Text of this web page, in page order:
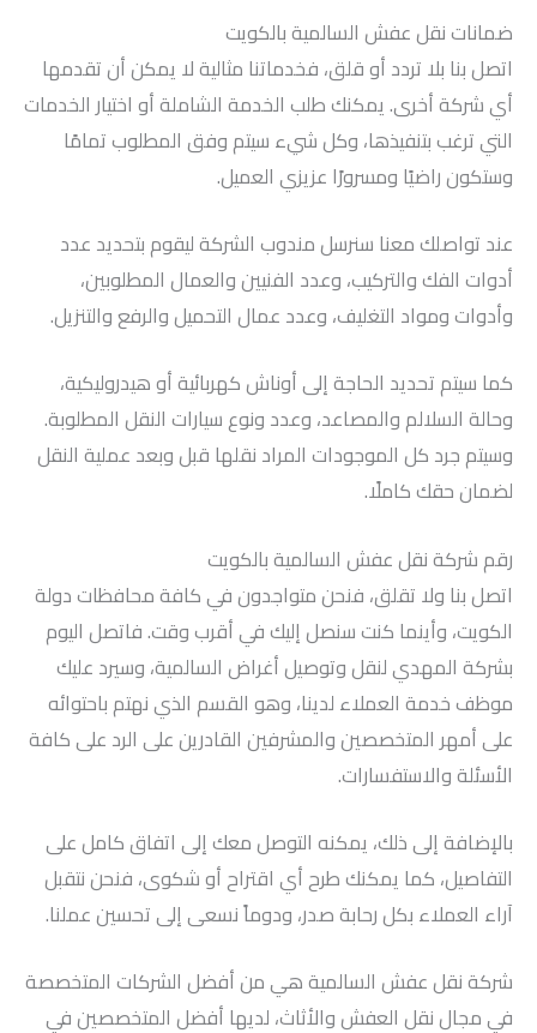
ضمانات نقل عفش السالمية بالكويت
اتصل بنا بلا تردد أو قلق، فخدماتنا مثالية لا يمكن أن تقدمها
أي شركة أخرى. يمكنك طلب الخدمة الشاملة أو اختيار الخدمات
التي ترغب بتنفيذها، وكل شيء سيتم وفق المطلوب تمامًا
وستكون راضيًا ومسرورًا عزيزي العميل.
عند تواصلك معنا سنرسل مندوب الشركة ليقوم بتحديد عدد
أدوات الفك والتركيب، وعدد الفنيين والعمال المطلوبين،
وأدوات ومواد التغليف، وعدد عمال التحميل والرفع والتنزيل.
كما سيتم تحديد الحاجة إلى أوناش كهربائية أو هيدروليكية،
وحالة السلالم والمصاعد، وعدد ونوع سيارات النقل المطلوبة.
وسيتم جرد كل الموجودات المراد نقلها قبل وبعد عملية النقل
لضمان حقك كاملًا.
رقم شركة نقل عفش السالمية بالكويت
اتصل بنا ولا تقلق، فنحن متواجدون في كافة محافظات دولة
الكويت، وأينما كنت سنصل إليك في أقرب وقت. فاتصل اليوم
بشركة المهدي لنقل وتوصيل أغراض السالمية، وسيرد عليك
موظف خدمة العملاء لدينا، وهو القسم الذي نهتم باحتوائه
على أمهر المتخصصين والمشرفين القادرين على الرد على كافة
الأسئلة والاستفسارات.
بالإضافة إلى ذلك، يمكنه التوصل معك إلى اتفاق كامل على
التفاصيل، كما يمكنك طرح أي اقتراح أو شكوى، فنحن نتقبل
آراء العملاء بكل رحابة صدر، ودوماً نسعى إلى تحسين عملنا.
شركة نقل عفش السالمية هي من أفضل الشركات المتخصصة
في مجال نقل العفش والأثاث، لديها أفضل المتخصصين في